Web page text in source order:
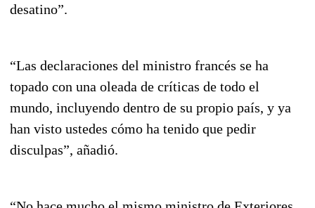
desatino”.
“Las declaraciones del ministro francés se ha
topado con una oleada de críticas de todo el
mundo, incluyendo dentro de su propio país, y ya
han visto ustedes cómo ha tenido que pedir
disculpas”, añadió.